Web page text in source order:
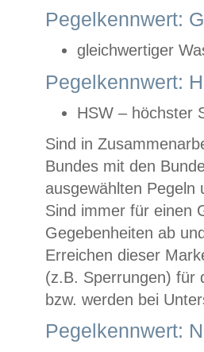
Pegelkennwert:
gleichwertiger
Pegelkennwert:
HSW – höchster
Sind in
Bundes mit den
ausgewählten
Sind immer für einen
Gegebenheiten ab
Erreichen dieser
(z.B. Sperrungen) für
bzw. werden bei
Pegelkennwert: